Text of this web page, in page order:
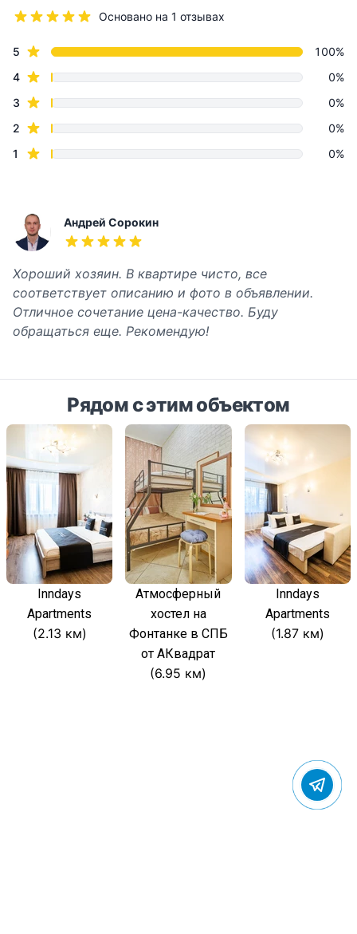
Основано на 1 отзывах
Отзывы
5 звёзд
100%
4звёзды
0%
3 звезды
0%
2 звезды
0%
1 звезда 0%
Последние отзывы
Андрей Сорокин
Хороший хозяин. В квартире чисто, все
соответствует описанию и фото в объявлении.
Отличное сочетание цена-качество. Буду
обращаться еще. Рекомендую!
Рядом с этим объектом
Inndays
Apartments
(2.13 км)
Атмосферный
хостел на
Фонтанке в СПБ
от АКвадрат
(6.95 км)
Inndays
Apartments
(1.87 км)